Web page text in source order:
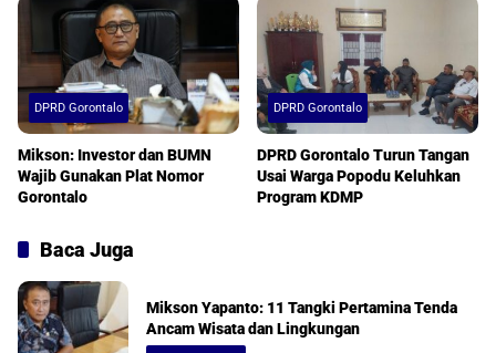
DPRD Gorontalo
Mikson: Investor dan BUMN
Wajib Gunakan Plat Nomor
Gorontalo
DPRD Gorontalo
DPRD Gorontalo Turun Tangan
Usai Warga Popodu Keluhkan
Program KDMP
Baca Juga
Mikson Yapanto: 11 Tangki Pertamina Tenda
Ancam Wisata dan Lingkungan